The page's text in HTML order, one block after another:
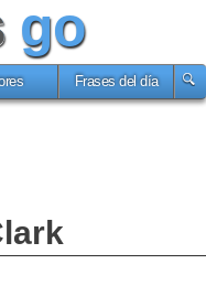
go
Frases del día